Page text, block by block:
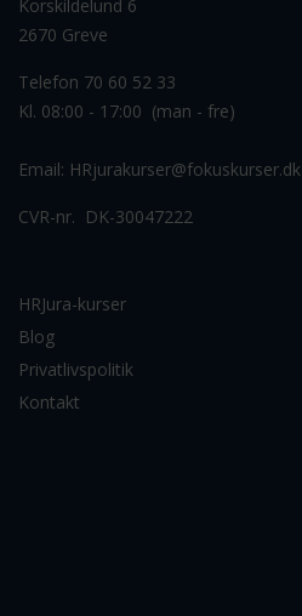
Korskildelund 6
2670 Greve
Telefon 70 60 52 33
Kl. 08:00 - 17:00 (man - fre)
Email: HRjurakurser@fokuskurser.dk
CVR-nr. DK-30047222
HRJura-kurser
Blog
Privatlivspolitik
Kontakt